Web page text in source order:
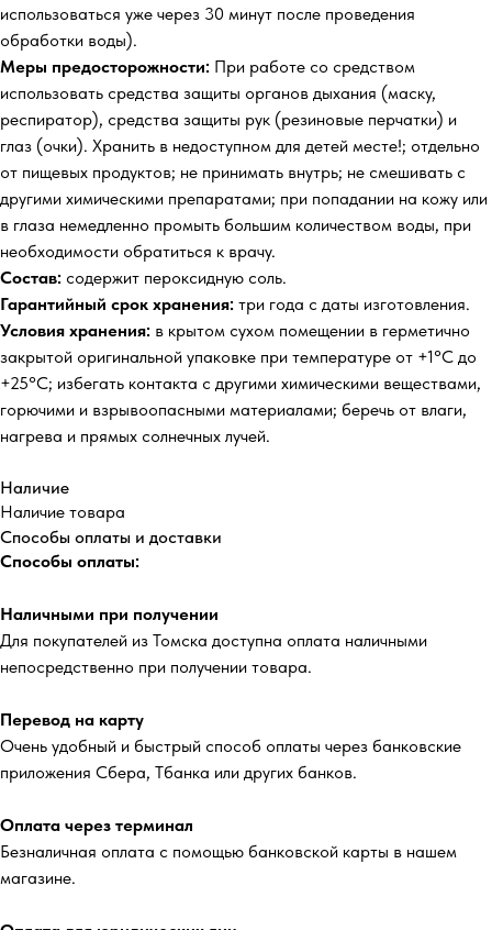
использоваться уже через 30 минут после проведения
обработки воды).
Меры предосторожности: При работе со средством
использовать средства защиты органов дыхания (маску,
респиратор), средства защиты рук (резиновые перчатки) и
глаз (очки). Хранить в недоступном для детей месте!; отдельно
от пищевых продуктов; не принимать внутрь; не смешивать с
другими химическими препаратами; при попадании на кожу или
в глаза немедленно промыть большим количеством воды, при
необходимости обратиться к врачу.
Состав: содержит пероксидную соль.
Гарантийный срок хранения: три года с даты изготовления.
Условия хранения: в крытом сухом помещении в герметично
закрытой оригинальной упаковке при температуре от +1°С до
+25°С; избегать контакта с другими химическими веществами,
горючими и взрывоопасными материалами; беречь от влаги,
нагрева и прямых солнечных лучей.
Наличие
Наличие товара
Способы оплаты и доставки
Способы оплаты:
Наличными при получении
Для покупателей из Томска доступна оплата наличными
непосредственно при получении товара.
Перевод на карту
Очень удобный и быстрый способ оплаты через банковские
приложения Сбера, Тбанка или других банков.
Оплата через терминал
Безналичная оплата с помощью банковской карты в нашем
магазине.